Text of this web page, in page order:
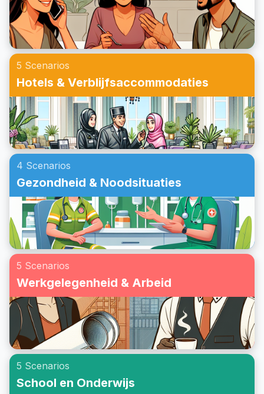
vrienden, wij hebben het voor je geregeld. Maak je klaar
om te leren hoe je uitnodigingen in het Engels kunt
accepteren en bekijk enkele voorbeelddialogen om
vaardigheden te oefenen die je kunt gebruiken in echte
situaties.
5 Scenarios
Hotels & Verblijfsaccommodaties
4 Scenarios
Gezondheid & Noodsituaties
5 Scenarios
Werkgelegenheid & Arbeid
5 Scenarios
School en Onderwijs